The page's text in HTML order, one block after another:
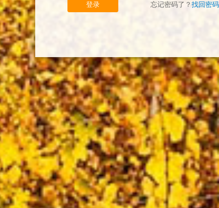
登录 忘记密码了？ 找回密码